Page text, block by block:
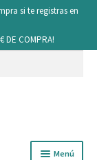
si te registras en
DE COMPRA!
Menú